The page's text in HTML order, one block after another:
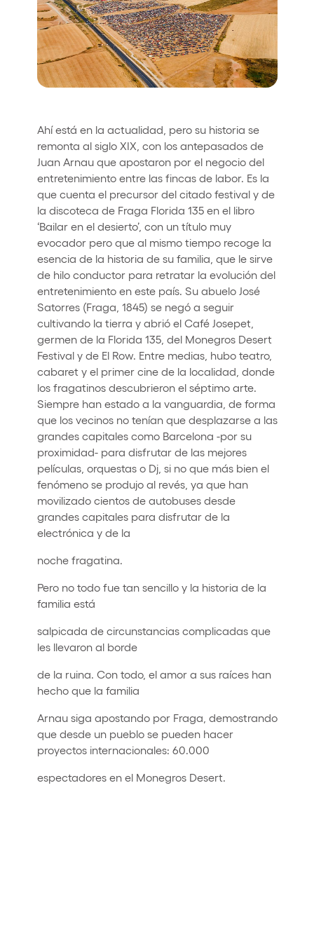
Quienes somos
¿Quieres trabajar con nosotros?
elrow News
Síguenos en tiktok
Síguenos en facebook
Síguenos en instagram
Síguenos en twitter
Síguenos en linkedin
Síguenos en youtube
Política de Privacidad
Aviso Legal
Política de Sostenibilidad
Ahí está en la actualidad, pero su historia se
remonta al siglo XIX, con los antepasados de
Juan Arnau que apostaron por el negocio del
entretenimiento entre las fincas de labor. Es la
que cuenta el precursor del citado festival y de
la discoteca de Fraga Florida 135 en el libro
‘Bailar en el desierto’, con un título muy
evocador pero que al mismo tiempo recoge la
esencia de la historia de su familia, que le sirve
de hilo conductor para retratar la evolución del
entretenimiento en este país. Su abuelo José
Satorres (Fraga, 1845) se negó a seguir
cultivando la tierra y abrió el Café Josepet,
germen de la Florida 135, del Monegros Desert
Festival y de El Row. Entre medias, hubo teatro,
cabaret y el primer cine de la localidad, donde
los fragatinos descubrieron el séptimo arte.
Siempre han estado a la vanguardia, de forma
que los vecinos no tenían que desplazarse a las
grandes capitales como Barcelona -por su
proximidad- para disfrutar de las mejores
películas, orquestas o Dj, si no que más bien el
fenómeno se produjo al revés, ya que han
movilizado cientos de autobuses desde
grandes capitales para disfrutar de la
electrónica y de la
noche fragatina.
Pero no todo fue tan sencillo y la historia de la
familia está
salpicada de circunstancias complicadas que
les llevaron al borde
de la ruina. Con todo, el amor a sus raíces han
hecho que la familia
Arnau siga apostando por Fraga, demostrando
que desde un pueblo se pueden hacer
proyectos internacionales: 60.000
espectadores en el Monegros Desert.